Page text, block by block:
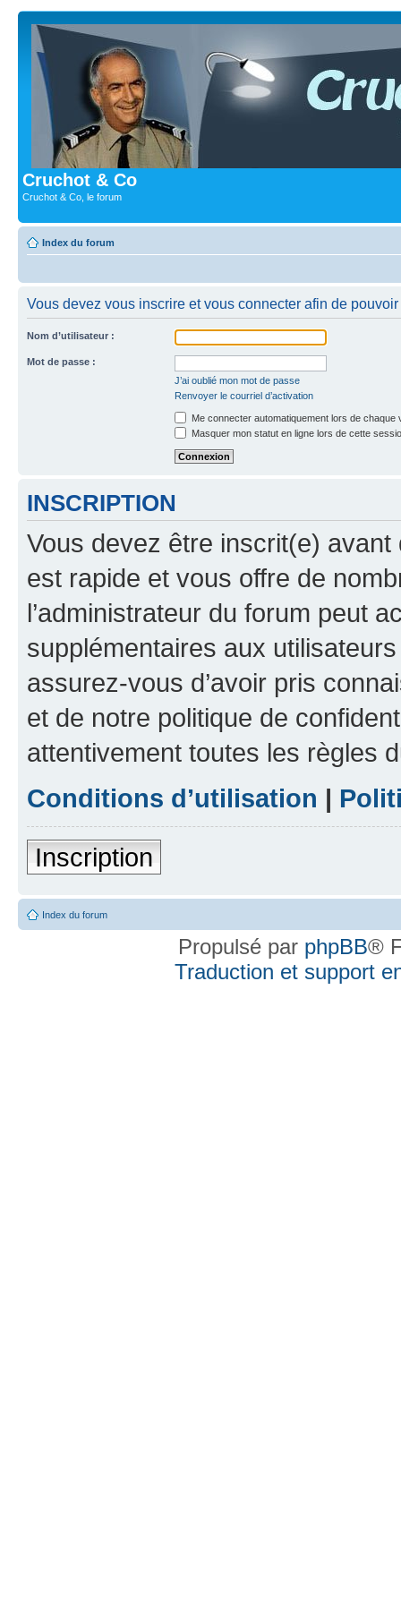
Cruchot & Co
Cruchot & Co, le forum
Index du forum
Vous devez vous inscrire et vous connecter afin de
Nom d’utilisateur :
Mot de passe :
J’ai oublié mon mot de passe
Renvoyer le courriel d’activation
Me connecter automatiquement lors de chaque
Masquer mon statut en ligne lors de cette
INSCRIPTION
Vous devez être inscrit(e) avant
est rapide et vous offre de
l’administrateur du forum peut
supplémentaires aux
assurez-vous d’avoir pris
et de notre politique de
attentivement toutes les règles
Conditions d’utilisation |
Inscription
Index du forum
Propulsé par phpBB®
Traduction et support